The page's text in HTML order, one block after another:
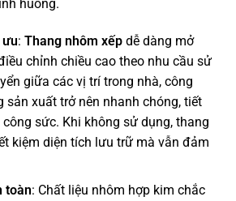
huống.
: Thang nhôm xếpdễ dàng mở
chỉnh chiều cao theo nhu cầu sử
giữa các vị trí trong nhà, công
sản xuất trở nên nhanh chóng, tiết
sức. Khi không sử dụng, thang
kiệm diện tích lưu trữ mà vẫn đảm
toàn: Chất liệu nhôm hợp kim chắc